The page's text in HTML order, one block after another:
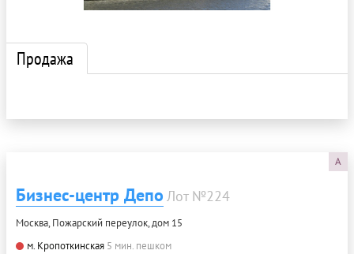
Продажа
A
Бизнес-центр Депо Лот №224
Москва, Пожарский переулок, дом 15
м. Кропоткинская 5 мин. пешком